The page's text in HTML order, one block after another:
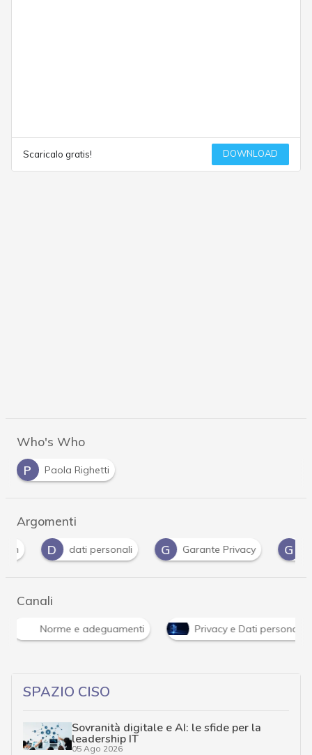
Scaricalo gratis! DOWNLOAD
Who's Who
P
Paola Righetti
Argomenti
D
dati personali G Garante Privacy G Gdpr
Canali
Norme e adeguamenti Privacy e Dati personali
SPAZIO CISO
Sovranità digitale e AI: le sfide per la
leadership IT
05 Ago 2026